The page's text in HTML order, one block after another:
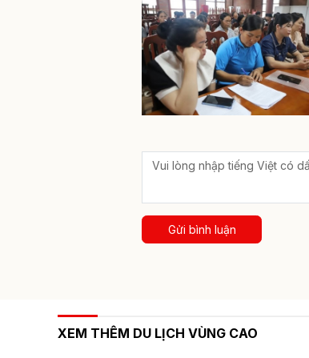
Gửi bình luận
XEM THÊM DU LỊCH VÙNG CAO